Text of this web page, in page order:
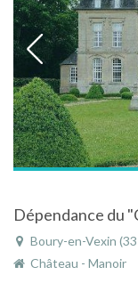
Boury-en-Vexin
Château - Manoir